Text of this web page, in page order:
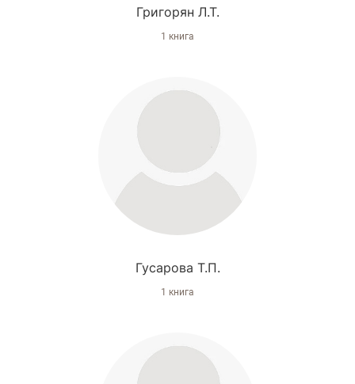
Григорян Л.Т.
1 книга
Гусарова Т.П.
1 книга